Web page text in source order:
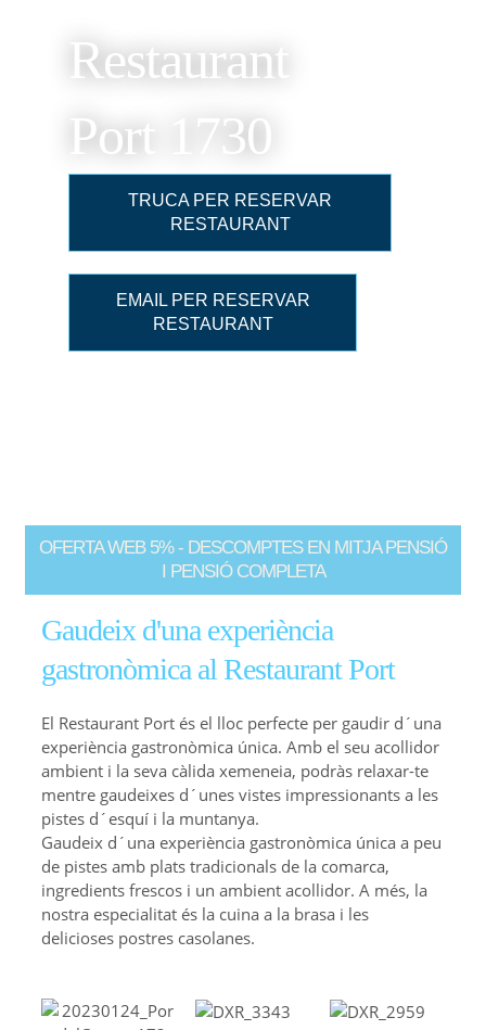
Restaurant
Port 1730
TRUCA PER RESERVAR
RESTAURANT
EMAIL PER RESERVAR
RESTAURANT
OFERTA WEB 5% - DESCOMPTES EN MITJA PENSIÓ
I PENSIÓ COMPLETA
Gaudeix d'una experiència
gastronòmica al Restaurant Port
El Restaurant Port és el lloc perfecte per gaudir d´una
experiència gastronòmica única. Amb el seu acollidor
ambient i la seva càlida xemeneia, podràs relaxar-te
mentre gaudeixes d´unes vistes impressionants a les
pistes d´esquí i la muntanya.
Gaudeix d´una experiència gastronòmica única a peu
de pistes amb plats tradicionals de la comarca,
ingredients frescos i un ambient acollidor. A més, la
nostra especialitat és la cuina a la brasa i les
delicioses postres casolanes.